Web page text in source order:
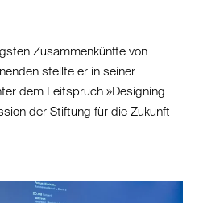
Zusammenkünfte von
stellte er in seiner
dem Leitspruch »Designing
der Stiftung für die Zukunft